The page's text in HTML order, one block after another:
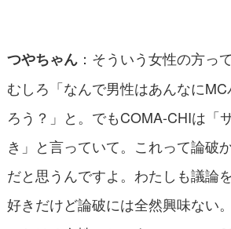
つやちゃん：そういう女性の方っ
むしろ「なんで男性はあんなに
ろう？」と。でもCOMA-CHIは「
き」と言っていて。これって論破
だと思うんですよ。わたしも議論
好きだけど論破には全然興味ない